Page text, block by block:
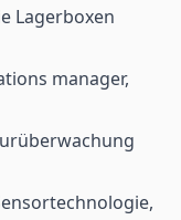
Lagerboxen
manager,